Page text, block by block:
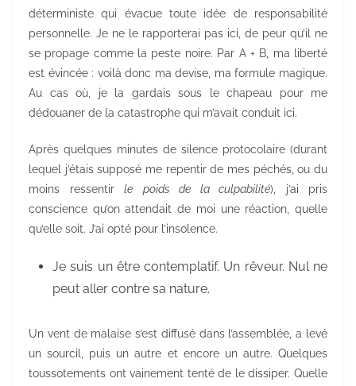
déterministe qui évacue toute idée de responsabilité
personnelle. Je ne le rapporterai pas ici, de peur qu’il ne
se propage comme la peste noire. Par A + B, ma liberté
est évincée : voilà donc ma devise, ma formule magique.
Au cas où, je la gardais sous le chapeau pour me
dédouaner de la catastrophe qui m’avait conduit ici.
Après quelques minutes de silence protocolaire (durant
lequel j’étais supposé me repentir de mes péchés, ou du
moins ressentir le poids de la culpabilité), j’ai pris
conscience qu’on attendait de moi une réaction, quelle
qu’elle soit. J’ai opté pour l’insolence.
Je suis un être contemplatif. Un rêveur. Nul ne
peut aller contre sa nature.
Un vent de malaise s’est diffusé dans l’assemblée, a levé
un sourcil, puis un autre et encore un autre. Quelques
toussotements ont vainement tenté de le dissiper. Quelle